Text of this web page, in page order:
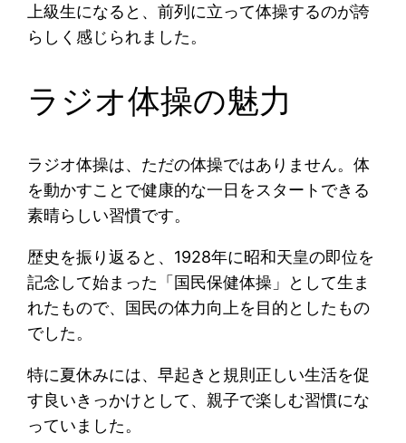
上級生になると、前列に立って体操するのが誇
らしく感じられました。
ラジオ体操の魅力
ラジオ体操は、ただの体操ではありません。体
を動かすことで健康的な一日をスタートできる
素晴らしい習慣です。
歴史を振り返ると、1928年に昭和天皇の即位を
記念して始まった「国民保健体操」として生ま
れたもので、国民の体力向上を目的としたもの
でした。
特に夏休みには、早起きと規則正しい生活を促
す良いきっかけとして、親子で楽しむ習慣にな
っていました。